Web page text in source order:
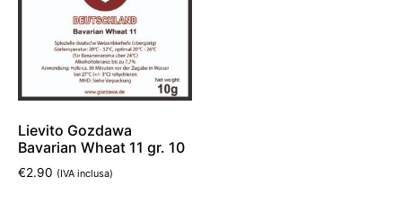
Lievito Gozdawa
Bavarian Wheat 11 gr. 10
€2.90 (IVA inclusa)